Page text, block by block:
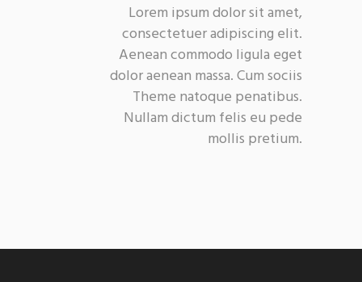
Lorem ipsum dolor sit amet,
consectetuer adipiscing elit.
Aenean commodo ligula eget
dolor aenean massa. Cum sociis
Theme natoque penatibus.
Nullam dictum felis eu pede
mollis pretium.